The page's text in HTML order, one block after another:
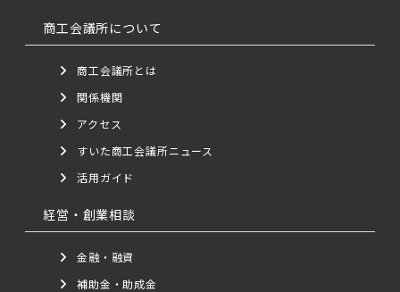
商工会議所について
商工会議所とは
関係機関
アクセス
すいた商工会議所ニュース
活用ガイド
経営・創業相談
金融・融資
補助金・助成金